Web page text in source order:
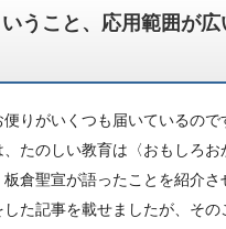
うこと、応用範囲が
りがいくつも届いているので
たのしい教育は〈おもしろ
倉聖宣が語ったことを紹介さ
た記事を載せましたが、そ